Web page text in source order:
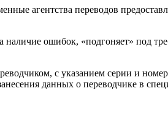
агентства переводов
наличие ошибок, «подгоняет» под
с указанием серии и
данных о переводчике в